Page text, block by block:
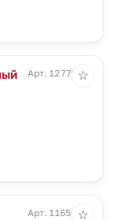
Арт. 12775.60
☆
Арт. 11656.02
☆